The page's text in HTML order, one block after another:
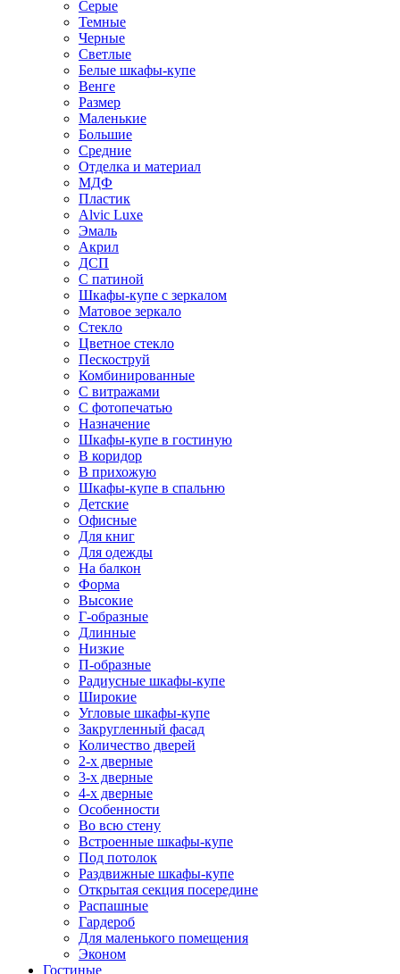
Серые
Темные
Черные
Светлые
Белые шкафы-купе
Венге
Размер
Маленькие
Большие
Средние
Отделка и материал
МДФ
Пластик
Alvic Luxe
Эмаль
Акрил
ДСП
С патиной
Шкафы-купе с зеркалом
Матовое зеркало
Стекло
Цветное стекло
Пескоструй
Комбинированные
С витражами
С фотопечатью
Назначение
Шкафы-купе в гостиную
В коридор
В прихожую
Шкафы-купе в спальню
Детские
Офисные
Для книг
Для одежды
На балкон
Форма
Высокие
Г-образные
Длинные
Низкие
П-образные
Радиусные шкафы-купе
Широкие
Угловые шкафы-купе
Закругленный фасад
Количество дверей
2-х дверные
3-х дверные
4-х дверные
Особенности
Во всю стену
Встроенные шкафы-купе
Под потолок
Раздвижные шкафы-купе
Открытая секция посередине
Распашные
Гардероб
Для маленького помещения
Эконом
Гостиные